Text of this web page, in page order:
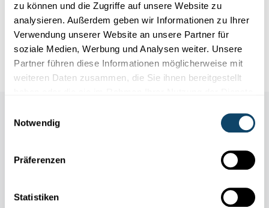
zu können und die Zugriffe auf unsere Website zu
analysieren. Außerdem geben wir Informationen zu Ihrer
Verwendung unserer Website an unsere Partner für
soziale Medien, Werbung und Analysen weiter. Unsere
Partner führen diese Informationen möglicherweise mit
weiteren Daten zusammen, die Sie ihnen bereitgestellt
Notwendig
Präferenzen
Statistiken
Dieser Artikel ist Teil der "Spotlight on young
researchers"-Serie vom Fonds National de la
Recherche (FNR).
https://www.fnr.lu/spotlight-on-young-researchers/